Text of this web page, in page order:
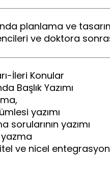
planlama ve
ve doktora
İleri Konular
Başlık Yazımı
yazımı
yazımı
ve nicel